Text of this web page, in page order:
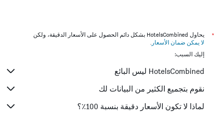
*
يحاول HotelsCombined بشكل دائم الحصول على الأسعار الدقيقة، ولكن
لا يمكن ضمان الأسعار .
إليك السبب:
HotelsCombined ليس البائع
نقوم بتجميع الكثير من البيانات لك
لماذا لا تكون الأسعار دقيقة بنسبة 100٪؟